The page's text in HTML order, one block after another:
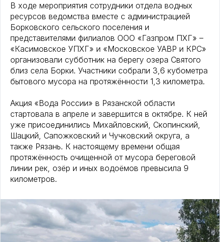
В ходе мероприятия сотрудники отдела водных
ресурсов ведомства вместе с администрацией
Борковского сельского поселения и
представителями филиалов ООО «Газпром ПХГ» –
«Касимовское УПХГ» и «Московское УАВР и КРС»
организовали субботник на берегу озера Святого
близ села Борки. Участники собрали 3,6 кубометра
бытового мусора на протяжённости 1,3 километра.
Акция «Вода России» в Рязанской области
стартовала в апреле и завершится в октябре. К ней
уже присоединились Михайловский, Скопинский,
Шацкий, Сапожковский и Чучковский округа, а
также Рязань. К настоящему времени общая
протяжённость очищенной от мусора береговой
линии рек, озёр и иных водоёмов превысила 9
километров.